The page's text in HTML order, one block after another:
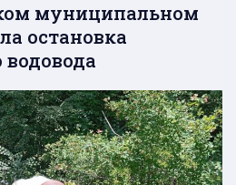
муниципальном
остановка